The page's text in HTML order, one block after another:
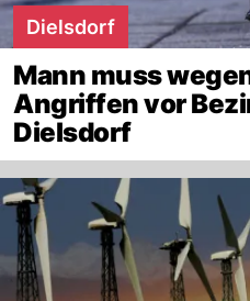
Dielsdorf
Mann muss
Angriffen vor
Dielsdorf